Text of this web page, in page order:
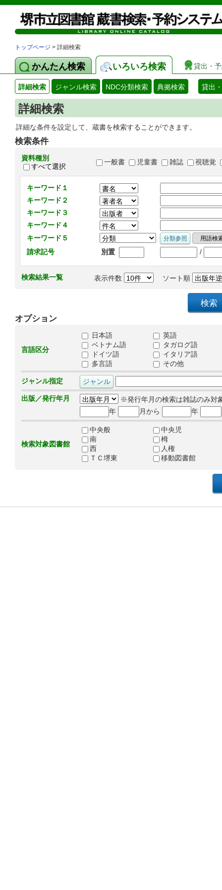
トップページ > 詳細検索
かんたん検索 いろいろ検索 貸出・
詳細検索 ジャンル検索 NDC分類検索 典拠検索 貸出
詳細検索
詳細な条件を設定して、蔵書を検索することができます。
検索条件
資料種別
すべて選択
一般書 児童書 雑誌 視聴覚
キーワード１
キーワード２
キーワード３
キーワード４
キーワード５
請求記号
別置 /
検索結果一覧 表示件数 ソート順
オプション
言語区分
日本語
英語
ベトナム語
タガログ語
ドイツ語
イタリア語
多言語
その他
ジャンル指定
出版／発行年月
※発行年月の検索は雑誌のみ対
年
月から 年
検索対象図書館
中央般
中央児
南
栂
西
人権
ＴＣ堺東
移動図書館